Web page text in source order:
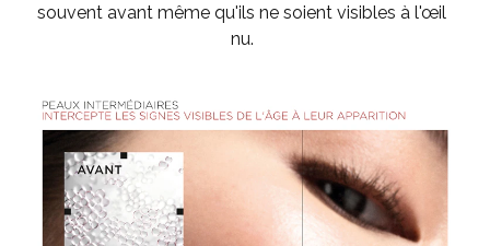
souvent avant même qu'ils ne soient visibles à l'œil
nu.